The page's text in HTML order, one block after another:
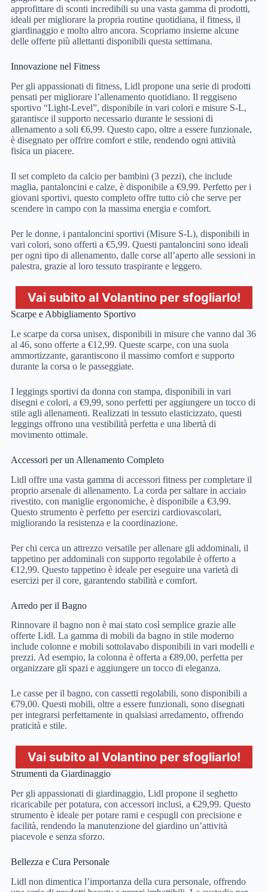
approfittare di sconti incredibili su una vasta gamma di prodotti,
ideali per migliorare la propria routine quotidiana, il fitness, il
giardinaggio e molto altro ancora. Scopriamo insieme alcune
delle offerte più allettanti disponibili questa settimana.
Innovazione nel Fitness
Per gli appassionati di fitness, Lidl propone una serie di prodotti
pensati per migliorare l’allenamento quotidiano. Il reggiseno
sportivo “Light-Level”, disponibile in vari colori e misure S-L,
garantisce il supporto necessario durante le sessioni di
allenamento a soli €6,99. Questo capo, oltre a essere funzionale,
è disegnato per offrire comfort e stile, rendendo ogni attività
fisica un piacere.
Il set completo da calcio per bambini (3 pezzi), che include
maglia, pantaloncini e calze, è disponibile a €9,99. Perfetto per i
giovani sportivi, questo completo offre tutto ciò che serve per
scendere in campo con la massima energia e comfort.
Per le donne, i pantaloncini sportivi (Misure S-L), disponibili in
vari colori, sono offerti a €5,99. Questi pantaloncini sono ideali
per ogni tipo di allenamento, dalle corse all’aperto alle sessioni in
palestra, grazie al loro tessuto traspirante e leggero.
Vai subito al Volantino per sfogliarlo!
Scarpe e Abbigliamento Sportivo
Le scarpe da corsa unisex, disponibili in misure che vanno dal 36
al 46, sono offerte a €12,99. Queste scarpe, con una suola
ammortizzante, garantiscono il massimo comfort e supporto
durante la corsa o le passeggiate.
I leggings sportivi da donna con stampa, disponibili in vari
disegni e colori, a €9,99, sono perfetti per aggiungere un tocco di
stile agli allenamenti. Realizzati in tessuto elasticizzato, questi
leggings offrono una vestibilità perfetta e una libertà di
movimento ottimale.
Accessori per un Allenamento Completo
Lidl offre una vasta gamma di accessori fitness per completare il
proprio arsenale di allenamento. La corda per saltare in acciaio
rivestito, con maniglie ergonomiche, è disponibile a €3,99.
Questo strumento è perfetto per esercizi cardiovascolari,
migliorando la resistenza e la coordinazione.
Per chi cerca un attrezzo versatile per allenare gli addominali, il
tappetino per addominali con supporto regolabile è offerto a
€12,99. Questo tappetino è ideale per eseguire una varietà di
esercizi per il core, garantendo stabilità e comfort.
Arredo per il Bagno
Rinnovare il bagno non è mai stato così semplice grazie alle
offerte Lidl. La gamma di mobili da bagno in stile moderno
include colonne e mobili sottolavabo disponibili in vari modelli e
prezzi. Ad esempio, la colonna è offerta a €89,00, perfetta per
organizzare gli spazi e aggiungere un tocco di eleganza.
Le casse per il bagno, con cassetti regolabili, sono disponibili a
€79,00. Questi mobili, oltre a essere funzionali, sono disegnati
per integrarsi perfettamente in qualsiasi arredamento, offrendo
praticità e stile.
Vai subito al Volantino per sfogliarlo!
Strumenti da Giardinaggio
Per gli appassionati di giardinaggio, Lidl propone il seghetto
ricaricabile per potatura, con accessori inclusi, a €29,99. Questo
strumento è ideale per potare rami e cespugli con precisione e
facilità, rendendo la manutenzione del giardino un’attività
piacevole e senza sforzo.
Bellezza e Cura Personale
Lidl non dimentica l’importanza della cura personale, offrendo